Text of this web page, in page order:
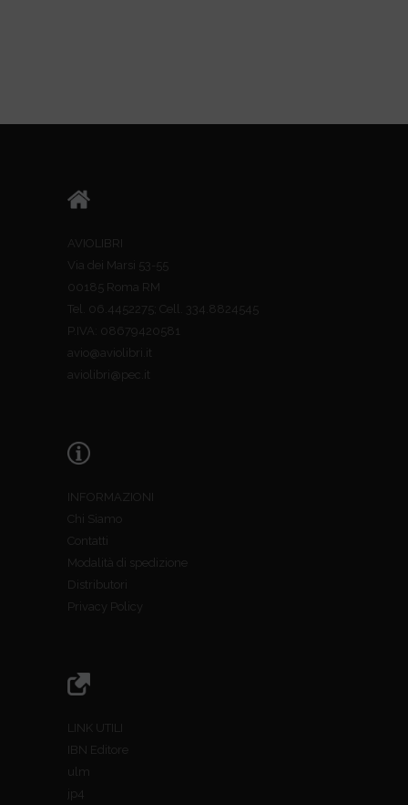
AVIOLIBRI
Via dei Marsi 53-55
00185 Roma RM
Tel. 06.4452275; Cell. 334.8824545
P.IVA: 08679420581
avio@aviolibri.it
aviolibri@pec.it
INFORMAZIONI
Chi Siamo
Contatti
Modalità di spedizione
Distributori
Privacy Policy
LINK UTILI
IBN Editore
ulm
jp4